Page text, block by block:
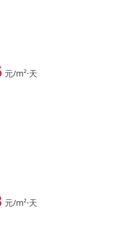
元/m²⋅天
元/m²⋅天